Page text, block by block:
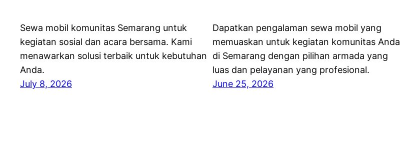
Sewa mobil komunitas Semarang untuk
kegiatan sosial dan acara bersama. Kami
menawarkan solusi terbaik untuk kebutuhan
Anda.
July 8, 2026
Dapatkan pengalaman sewa mobil yang
memuaskan untuk kegiatan komunitas Anda
di Semarang dengan pilihan armada yang
luas dan pelayanan yang profesional.
June 25, 2026